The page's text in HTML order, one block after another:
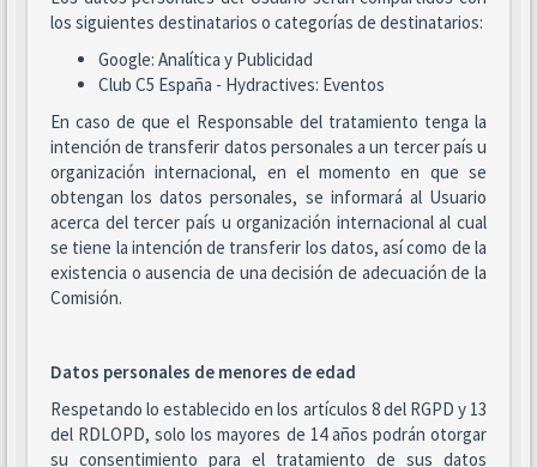
los siguientes destinatarios o categorías de destinatarios:
Google: Analítica y Publicidad
Club C5 España - Hydractives: Eventos
En caso de que el Responsable del tratamiento tenga la
intención de transferir datos personales a un tercer país u
organización internacional, en el momento en que se
obtengan los datos personales, se informará al Usuario
acerca del tercer país u organización internacional al cual
se tiene la intención de transferir los datos, así como de la
existencia o ausencia de una decisión de adecuación de la
Comisión.
Datos personales de menores de edad
Respetando lo establecido en los artículos 8 del RGPD y 13
del RDLOPD, solo los mayores de 14 años podrán otorgar
su consentimiento para el tratamiento de sus datos